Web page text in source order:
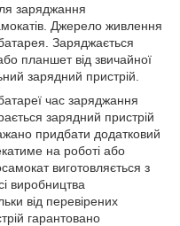
заряджання
Джерело живлення
Заряджається
планшет від звичайної
зарядний пристрій.
час заряджання
зарядний пристрій
придбати додатковий
на роботі або
виготовляється з
виробництва
від перевірених
гарантовано